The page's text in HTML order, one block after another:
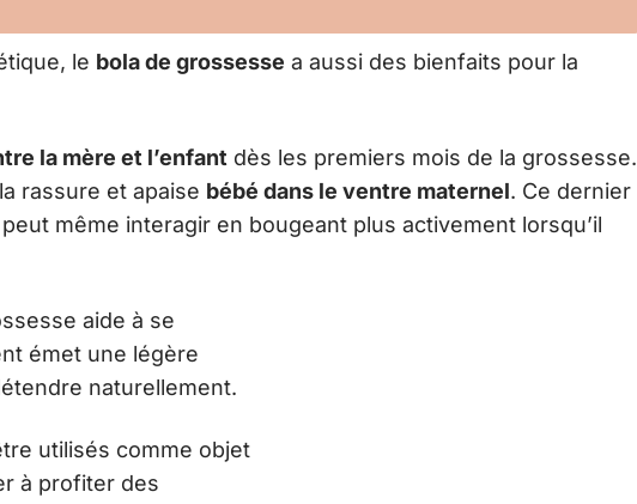
le bola de grossesse a aussi des bienfaits pour la
la mère et l’enfant dès les premiers mois de la grossesse.
rassure et apaise bébé dans le ventre maternel. Ce dernier
même interagir en bougeant plus activement lorsqu’il
aide à se
émet une légère
naturellement.
utilisés comme objet déco chez soi pour continuer à
après l’accouchement.